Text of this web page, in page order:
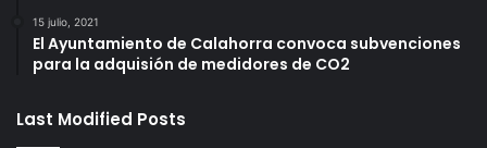
15 julio, 2021
El Ayuntamiento de Calahorra convoca subvenciones
para la adquisión de medidores de CO2
Last Modified Posts